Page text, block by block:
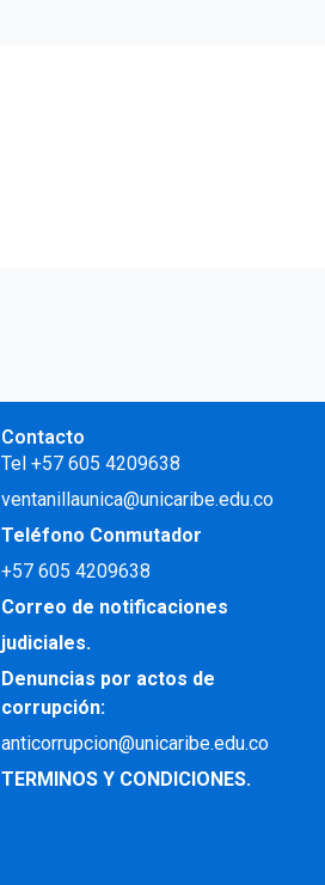
Contacto
Tel +57 605 4209638
ventanillaunica@unicaribe.edu.co
Teléfono Conmutador
+57605 4209638
Correo de notificaciones
judiciales.
Denuncias por actos de
corrupción:
anticorrupcion@unicaribe.edu.co
TERMINOS Y CONDICIONES.